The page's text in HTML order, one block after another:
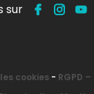
sur
cookies - RGPD